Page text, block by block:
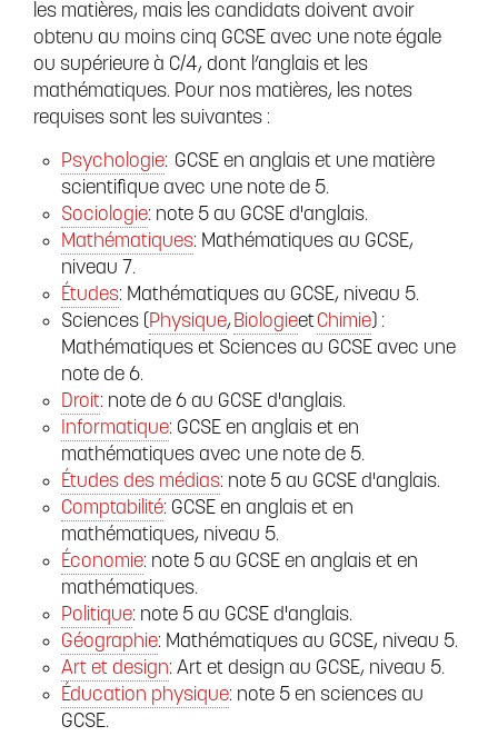
les matières, mais les candidats doivent avoir
obtenu au moins cinq GCSE avec une note égale
ou supérieure à C/4, dont l’anglais et les
mathématiques. Pour nos matières, les notes
requises sont les suivantes :
Psychologie: GCSE en anglais et une matière
scientifique avec une note de 5.
Sociologie: note 5 au GCSE d'anglais.
Mathématiques: Mathématiques au GCSE,
niveau 7.
Études: Mathématiques au GCSE, niveau 5.
Sciences (Physique,BiologieetChimie) :
Mathématiques et Sciences au GCSE avec une
note de 6.
Droit: note de 6 au GCSE d'anglais.
Informatique: GCSE en anglais et en
mathématiques avec une note de 5.
Études des médias: note 5 au GCSE d'anglais.
Comptabilité: GCSE en anglais et en
mathématiques, niveau 5.
Économie: note 5 au GCSE en anglais et en
mathématiques.
Politique: note 5 au GCSE d'anglais.
Géographie: Mathématiques au GCSE, niveau 5.
Art et design: Art et design au GCSE, niveau 5.
Éducation physique: note 5 en sciences au
GCSE.